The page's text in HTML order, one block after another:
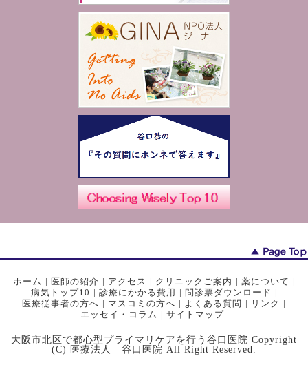
ホーム | 医師の紹介 | アクセス | クリニックご案内 | 薬について |
病気トップ10 | 診療にかかる費用 | 問診票ダウンロード |
医療従事者の方へ | マスコミの方へ | よくある質問 | リンク |
エッセイ・コラム | サイトマップ
大阪市北区で都心型プライマリケアを行う谷口医院 Copyright
(C) 医療法人 谷口医院 All Right Reserved.